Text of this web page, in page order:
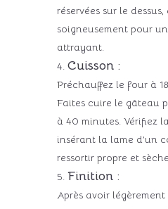
réservées sur le
soigneusement pour
attrayant.
Cuisson :
Préchauffez le four à
Faites cuire le gâteau
à 40 minutes. Vérifiez
insérant la lame d’un
ressortir propre et
Finition :
Après avoir